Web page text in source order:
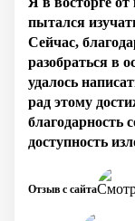
пытался
Сейчас,
разобраться в
удалось
рад этому
благодарность
доступность
Отзыв с сайта